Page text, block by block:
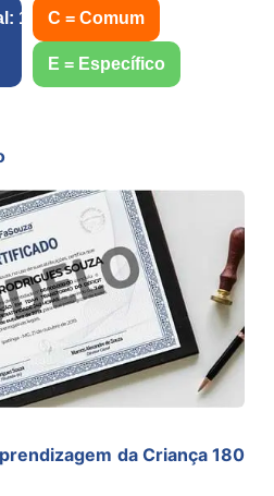
180 h.
C = Comum
E = Específico
da Criança 180